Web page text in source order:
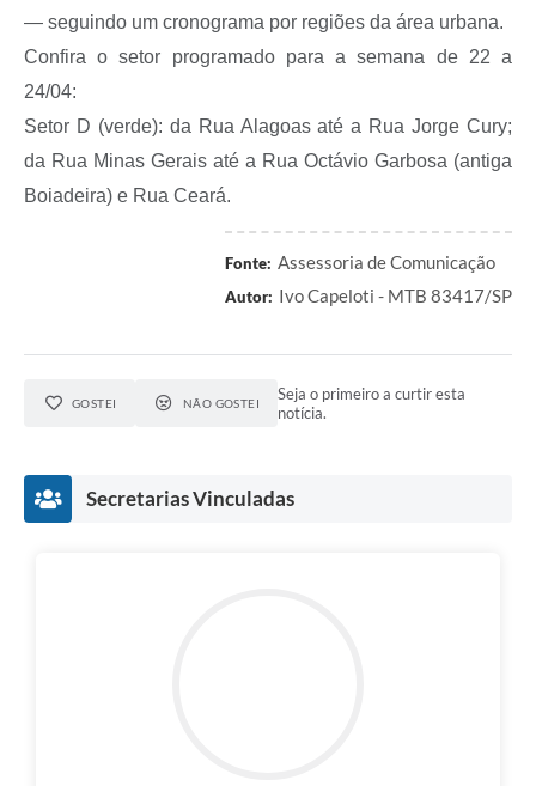
Notícias
Secretarias
Serviços Online
Telefones Úteis
Serviço de Informação ao Cidadão (SIC)
— seguindo um cronograma por regiões da área urbana.
Confira o setor programado para a semana de 22 a
24/04:
Setor D (verde): da Rua Alagoas até a Rua Jorge Cury;
da Rua Minas Gerais até a Rua Octávio Garbosa (antiga
Boiadeira) e Rua Ceará.
Fonte: Assessoria de Comunicação
Autor: Ivo Capeloti - MTB 83417/SP
GOSTEI NÃO GOSTEI
Seja o primeiro a curtir esta
notícia.
Secretarias Vinculadas